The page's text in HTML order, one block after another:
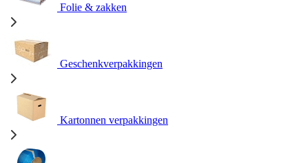
Folie & zakken
Geschenkverpakkingen
Kartonnen verpakkingen